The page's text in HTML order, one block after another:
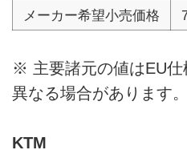
メーカー希望小売価格
※ 主要諸元の値はEU
異なる場合があります。
KTM